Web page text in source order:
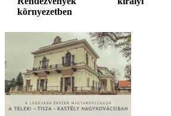
környezetben